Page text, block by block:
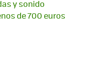
y sonido
de 700 euros